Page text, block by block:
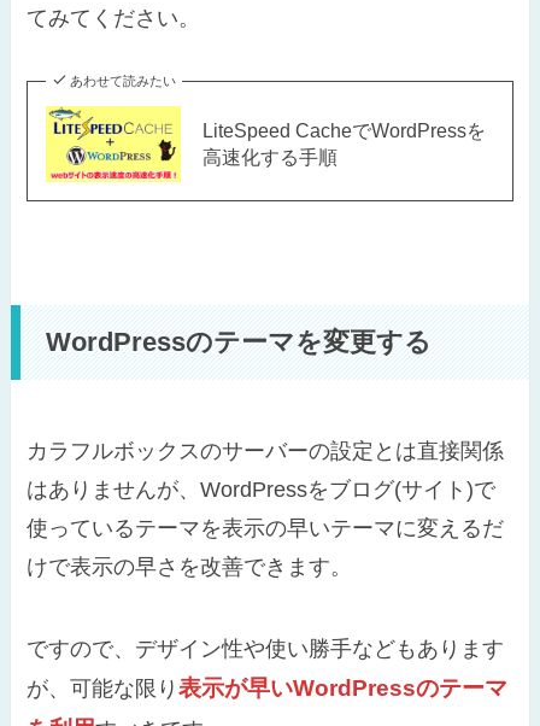
てみてください。
あわせて読みたい
LiteSpeed CacheでWordPressを
高速化する手順
WordPressのテーマを変更する
カラフルボックスのサーバーの設定とは直接関係
はありませんが、WordPressをブログ(サイト)で
使っているテーマを表示の早いテーマに変えるだ
けで表示の早さを改善できます。
ですので、デザイン性や使い勝手などもあります
が、可能な限り表示が早いWordPressのテーマ